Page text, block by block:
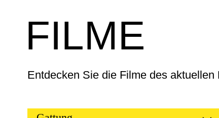
FILME
Entdecken Sie die Filme des